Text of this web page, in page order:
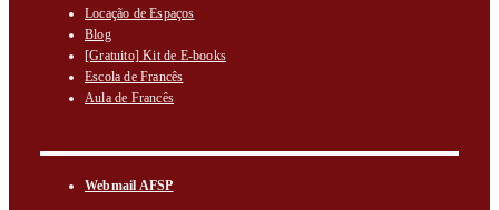
Locação de Espaços
Blog
[Gratuito] Kit de E-books
Escola de Francês
Aula de Francês
Webmail AFSP